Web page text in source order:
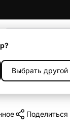
Выбрать другой
Чехлы
Ducis
Поделиться